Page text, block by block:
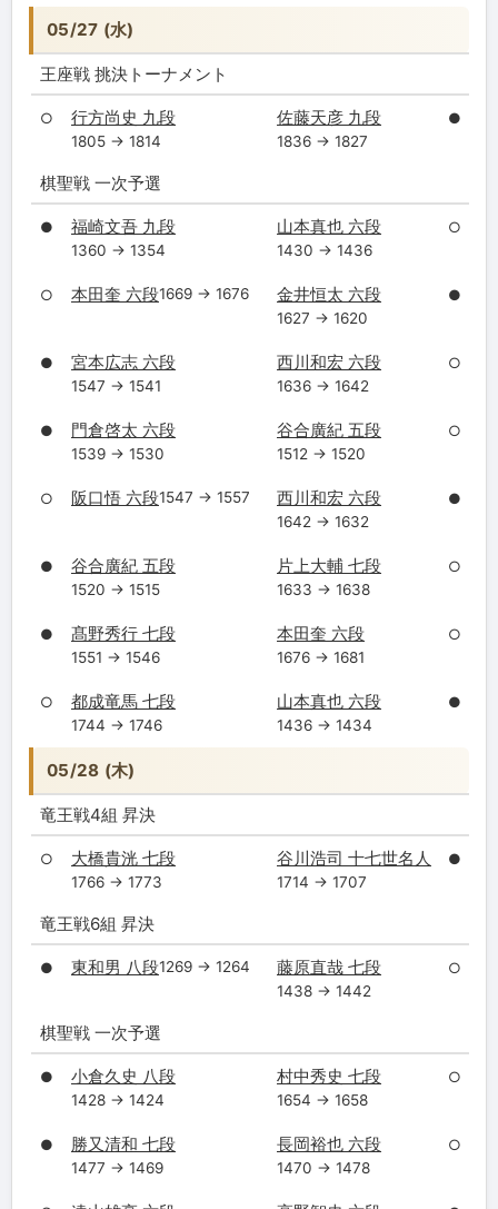
05/27 (水)
王座戦 挑決トーナメント
○ 行方尚史 九段
1805 → 1814
佐藤天彦 九段
1836 → 1827
●
棋聖戦 一次予選
● 福崎文吾 九段
1360 → 1354
山本真也 六段
1430 → 1436
○
○ 本田奎 六段1669 → 1676 金井恒太 六段
1627 → 1620
●
● 宮本広志 六段
1547 → 1541
西川和宏 六段
1636 → 1642
○
● 門倉啓太 六段
1539 → 1530
谷合廣紀 五段
1512 → 1520
○
○ 阪口悟 六段1547 → 1557 西川和宏 六段
1642 → 1632
●
● 谷合廣紀 五段
1520 → 1515
片上大輔 七段
1633 → 1638
○
● 髙野秀行 七段
1551 → 1546
本田奎 六段
1676 → 1681
○
○ 都成竜馬 七段
1744 → 1746
山本真也 六段
1436 → 1434
●
05/28 (木)
竜王戦4組 昇決
○ 大橋貴洸 七段
1766 → 1773
谷川浩司 十七世名人
1714 → 1707
●
竜王戦6組 昇決
● 東和男 八段1269 → 1264 藤原直哉 七段
1438 → 1442
○
棋聖戦 一次予選
● 小倉久史 八段
1428 → 1424
村中秀史 七段
1654 → 1658
○
● 勝又清和 七段
1477 → 1469
長岡裕也 六段
1470 → 1478
○